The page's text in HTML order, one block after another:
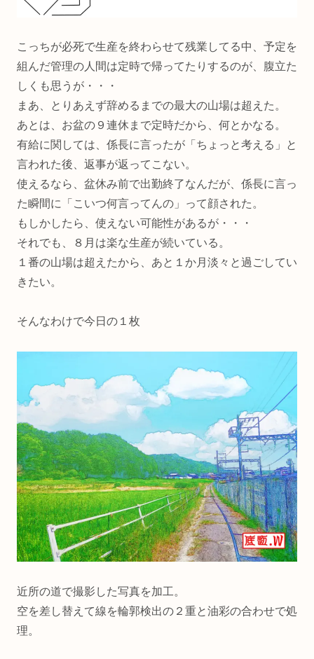
こっちが必死で生産を終わらせて残業してる中、予定を
組んだ管理の人間は定時で帰ってたりするのが、腹立た
しくも思うが・・・
まあ、とりあえず辞めるまでの最大の山場は超えた。
あとは、お盆の９連休まで定時だから、何とかなる。
有給に関しては、係長に言ったが「ちょっと考える」と
言われた後、返事が返ってこない。
使えるなら、盆休み前で出勤終了なんだが、係長に言っ
た瞬間に「こいつ何言ってんの」って顔された。
もしかしたら、使えない可能性があるが・・・
それでも、８月は楽な生産が続いている。
１番の山場は超えたから、あと１か月淡々と過ごしてい
きたい。
そんなわけで今日の１枚
近所の道で撮影した写真を加工。
空を差し替えて線を輪郭検出の２重と油彩の合わせで処
理。